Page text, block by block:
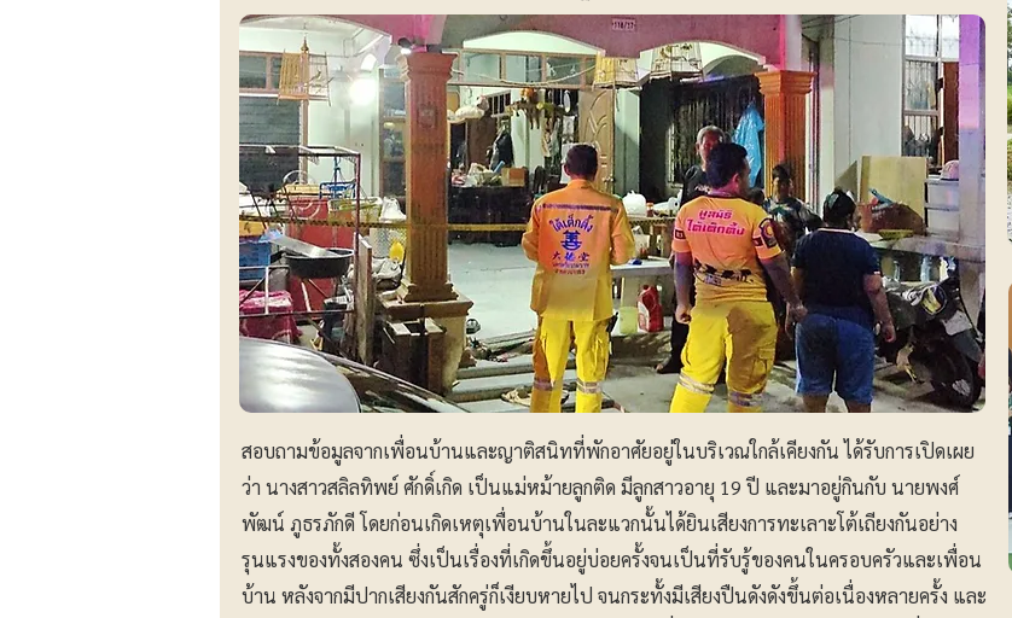
สอบถามข้อมูลจากเพื่อนบ้านและญาติสนิทที่พักอาศัยอยู่ในบริเวณใกล้เคียงกัน ได้รับการเปิดเผย
ว่า นางสาวสลิลทิพย์ ศักดิ์เกิด เป็นแม่หม้ายลูกติด มีลูกสาวอายุ 19 ปี และมาอยู่กินกับ นายพงศ์
พัฒน์ ภูธรภักดี โดยก่อนเกิดเหตุเพื่อนบ้านในละแวกนั้นได้ยินเสียงการทะเลาะโต้เถียงกันอย่าง
รุนแรงของทั้งสองคน ซึ่งเป็นเรื่องที่เกิดขึ้นอยู่บ่อยครั้งจนเป็นที่รับรู้ของคนในครอบครัวและเพื่อน
บ้าน หลังจากมีปากเสียงกันสักครู่ก็เงียบหายไป จนกระทั้งมีเสียงปืนดังดังขึ้นต่อเนื่องหลายครั้ง และ